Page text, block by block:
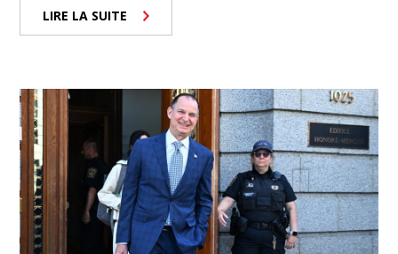
LIRE LA SUITE